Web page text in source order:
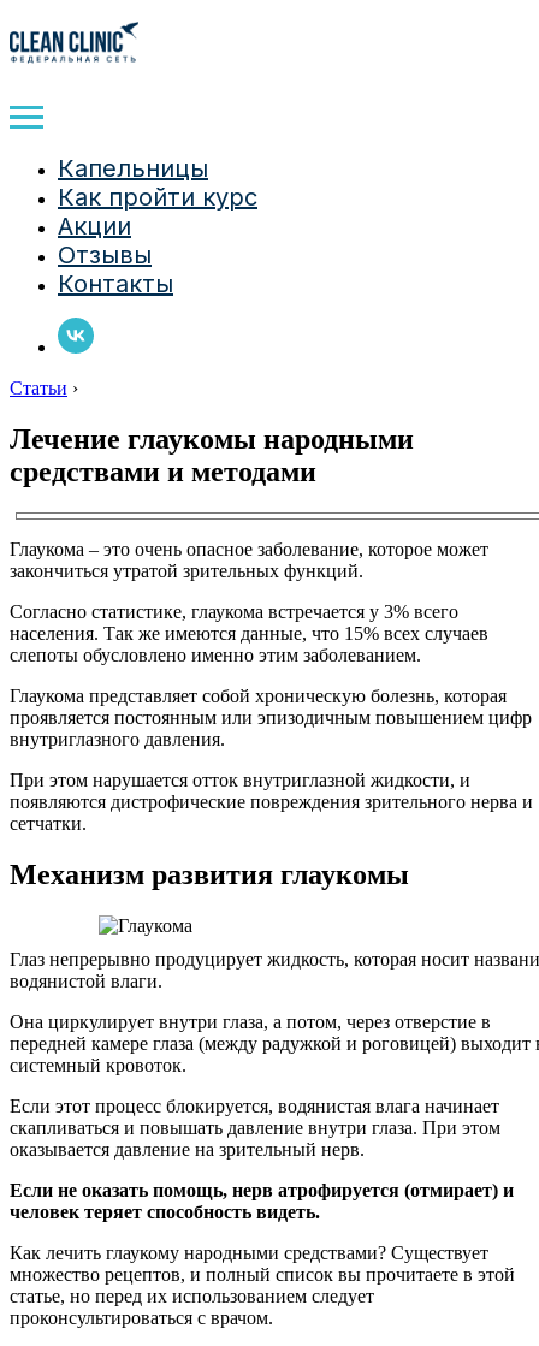
Капельницы
Как пройти курс
Акции
Отзывы
Контакты
Статьи ›
Лечение глаукомы народными
средствами и методами
Глаукома – это очень опасное заболевание, которое может
закончиться утратой зрительных функций.
Согласно статистике, глаукома встречается у 3% всего
населения. Так же имеются данные, что 15% всех случаев
слепоты обусловлено именно этим заболеванием.
Глаукома представляет собой хроническую болезнь, которая
проявляется постоянным или эпизодичным повышением цифр
внутриглазного давления.
При этом нарушается отток внутриглазной жидкости, и
появляются дистрофические повреждения зрительного нерва и
сетчатки.
Механизм развития глаукомы
Глаз непрерывно продуцирует жидкость, которая носит
водянистой влаги.
Она циркулирует внутри глаза, а потом, через отверстие в
передней камере глаза (между радужкой и роговицей) выходит
системный кровоток.
Если этот процесс блокируется, водянистая влага начинает
скапливаться и повышать давление внутри глаза. При этом
оказывается давление на зрительный нерв.
Если не оказать помощь, нерв атрофируется (отмирает) и
человек теряет способность видеть.
Как лечить глаукому народными средствами? Существует
множество рецептов, и полный список вы прочитаете в этой
статье, но перед их использованием следует
проконсультироваться с врачом.